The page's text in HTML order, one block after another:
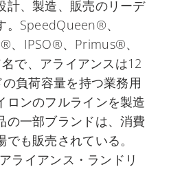
計、製造、販売のリーデ
。SpeedQueen®、
IPSO®、Primus®、
で、アライアンスは12
負荷容量を持つ業務用
ロンのフルラインを製造
の一部ブランドは、消費
も販売されている。
ライアンス・ランドリ